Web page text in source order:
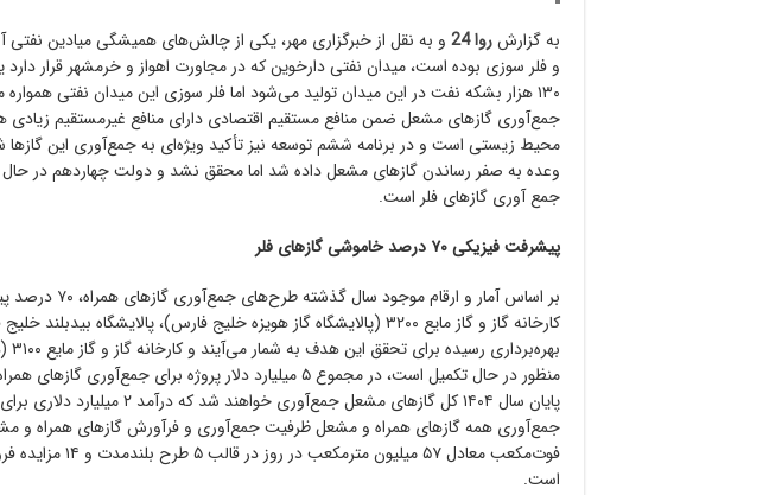
به گزارشروا 24
و به نقل از خبرگزاری مهر، یکی از چالش‌های همیشگی میادین
و فلر سوزی بوده است، میدان نفتی دارخوین که در مجاورت اهواز و خرمشهر قرار دارد
۱۳۰ هزار بشکه نفت در این میدان تولید می‌شود اما فلر سوزی این میدان نفتی
جمع‌آوری گازهای مشعل ضمن منافع مستقیم اقتصادی دارای منافع غیرمستقیم
محیط زیستی است و در برنامه ششم توسعه نیز تأکید ویژه‌ای به جمع‌آوری این
وعده به صفر رساندن گازهای مشعل داده شد اما محقق نشد و دولت چهاردهم در حال
جمع آوری گازهای فلر است.
پیشرفت فیزیکی ۷۰ درصد خاموشی گازهای فلر
بر اساس آمار و ارقام
کارخانه گاز و گاز مایع ۳۲۰۰ (پالایشگاه گاز هویزه خلیج فارس)، پالایشگاه
منظور در حال تکمیل است، در مجموع ۵ میلیارد دلار پروژه برای
پایان سال ۱۴۰۴ کل گازهای مشعل جمع‌آوری
فوت‌مکعب معادل ۵۷ میلیون
است.